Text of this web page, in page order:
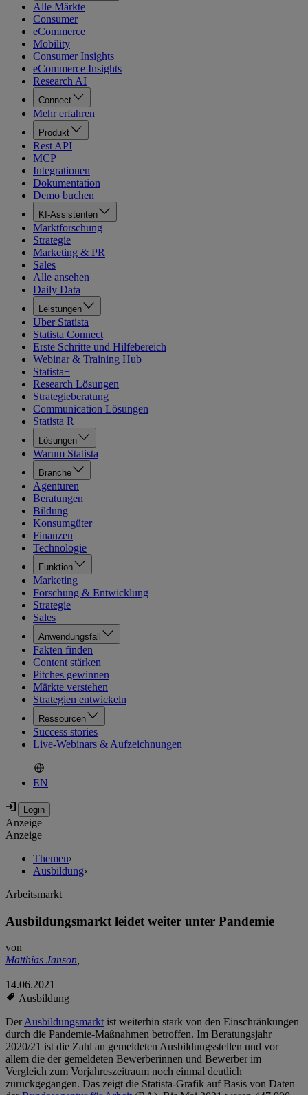
Alle Märkte
Consumer
eCommerce
Mobility
Consumer Insights
eCommerce Insights
Research AI
Connect
Mehr erfahren
Produkt
Rest API
MCP
Integrationen
Dokumentation
Demo buchen
KI-Assistenten
Marktforschung
Strategie
Marketing & PR
Sales
Alle ansehen
Daily Data
Leistungen
Über Statista
Statista Connect
Erste Schritte und Hilfebereich
Webinar & Training Hub
Statista+
Research Lösungen
Strategieberatung
Communication Lösungen
Statista R
Lösungen
Warum Statista
Branche
Agenturen
Beratungen
Bildung
Konsumgüter
Finanzen
Technologie
Funktion
Marketing
Forschung & Entwicklung
Strategie
Sales
Anwendungsfall
Fakten finden
Content stärken
Pitches gewinnen
Märkte verstehen
Strategien entwickeln
Ressourcen
Success stories
Live-Webinars & Aufzeichnungen
EN
Anzeige
Anzeige
Themen›
Ausbildung›
Arbeitsmarkt
Ausbildungsmarkt leidet weiter unter Pandemie
von
Matthias Janson,
14.06.2021
Ausbildung
DerAusbildungsmarktist weiterhin stark von den Einschränkungen
durch die Pandemie-Maßnahmen betroffen. Im Beratungsjahr
2020/21 ist die Zahl an gemeldeten Ausbildungsstellen und vor
allem die der gemeldeten Bewerberinnen und Bewerber im
Vergleich zum Vorjahreszeitraum noch einmal deutlich
zurückgegangen. Das zeigt die Statista-Grafik auf Basis von Daten